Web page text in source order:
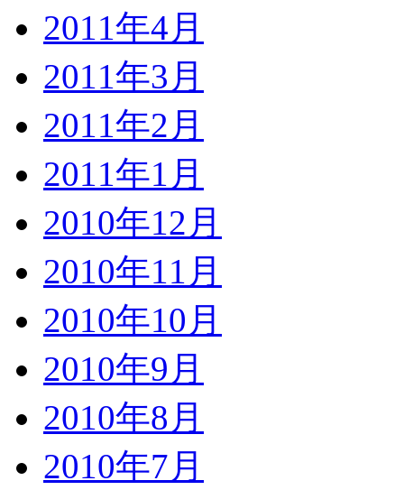
2011年4月
2011年3月
2011年2月
2011年1月
2010年12月
2010年11月
2010年10月
2010年9月
2010年8月
2010年7月